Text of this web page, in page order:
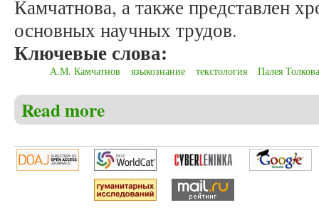
Камчатнова, а также представлен
основных научных трудов.
Ключевые слова:
А.М. Камчатнов языкознание текстология Палея
Read more